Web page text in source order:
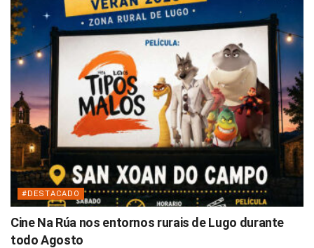
#DESTACADO
Cine Na Rúa nos entornos rurais de Lugo durante
todo Agosto